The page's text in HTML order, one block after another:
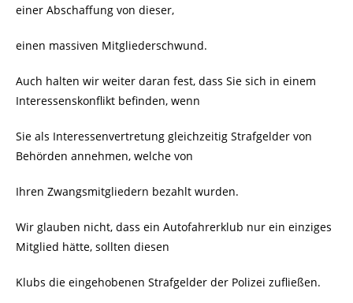
einer Abschaffung von dieser,
einen massiven Mitgliederschwund.
Auch halten wir weiter daran fest, dass Sie sich in einem
Interessenskonflikt befinden, wenn
Sie als Interessenvertretung gleichzeitig Strafgelder von
Behörden annehmen, welche von
Ihren Zwangsmitgliedern bezahlt wurden.
Wir glauben nicht, dass ein Autofahrerklub nur ein einziges
Mitglied hätte, sollten diesen
Klubs die eingehobenen Strafgelder der Polizei zufließen.